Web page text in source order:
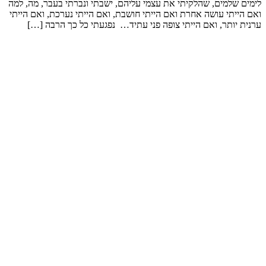
לימים שלמים, שהלקיתי את עצמי עליהם, ישבתי ונברתי בעבר, מה, למה
ואם הייתי עושה אחרת ואם הייתי חושבת, ואם הייתי נערכת, ואם הייתי
ערנית יותר, ואם הייתי צופה פני עתיד… נפגעתי כל כך הרבה […]